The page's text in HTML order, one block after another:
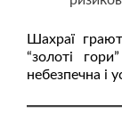
Шахраї
“золоті
небезпечна і